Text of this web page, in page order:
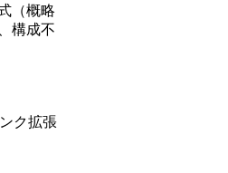
（概略
構成不
ク拡張